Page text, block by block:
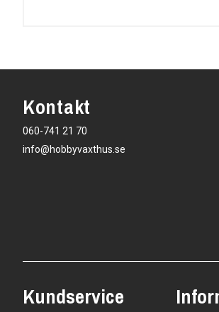
Kontakt
060-741 21 70
info@hobbyvaxthus.se
Kundservice